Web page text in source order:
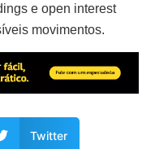
e open interest
movimentos.
Twitter